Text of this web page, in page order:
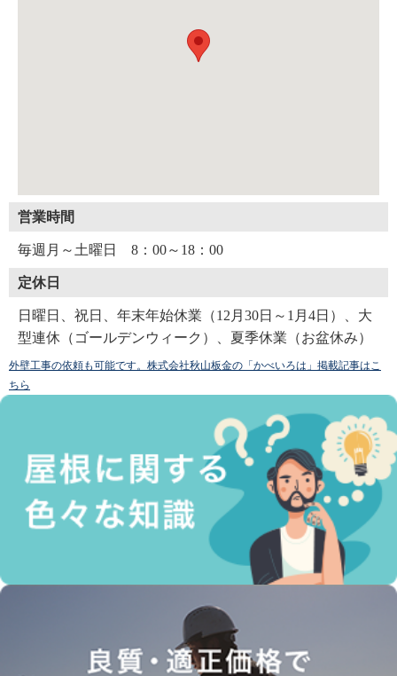
営業時間
毎週月～土曜日 8：00～18：00
定休日
日曜日、祝日、年末年始休業（12月30日～1月4日）、大
型連休（ゴールデンウィーク）、夏季休業（お盆休み）
外壁工事の依頼も可能です。株式会社秋山板金の「かべいろは」掲載記事はこ
ちら